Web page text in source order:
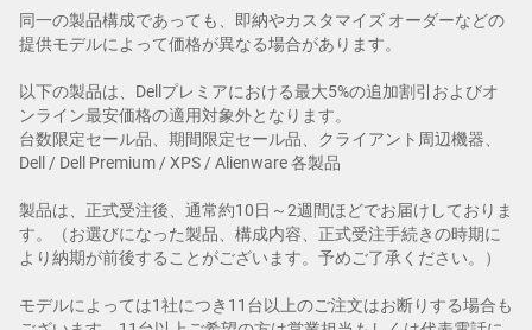
同一の製品構成であっても、即納やカスタマイズ オーダーなどの
提供モデルによって価格が異なる場合があります。
以下の製品は、Dellプレミアにおける最大5%の追加割引およびオ
ンライン最安価格の適用対象外となります。
台数限定セール品、期間限定セール品、クライアント周辺機器、
Dell / Dell Premium / XPS / Alienware 各製品
製品は、正式受注後、通常約10日～2週間ほどでお届けしておりま
す。（お選びになった製品、構成内容、正式受注手続きの時期に
より納期が前後することがございます。予めご了承ください。）
モデルによっては1社につき11台以上のご注文はお断りする場合も